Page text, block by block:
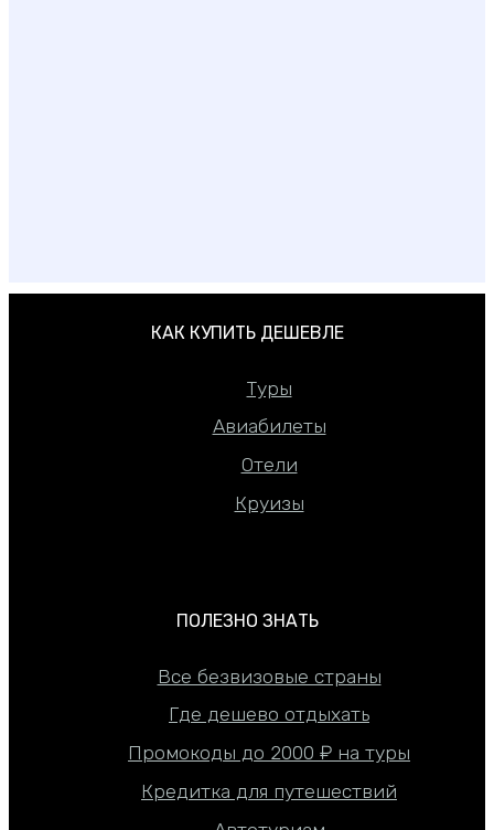
КАК КУПИТЬ ДЕШЕВЛЕ
Туры
Авиабилеты
Отели
Круизы
ПОЛЕЗНО ЗНАТЬ
Все безвизовые страны
Где дешево отдыхать
Промокоды до 2000 ₽ на туры
Кредитка для путешествий